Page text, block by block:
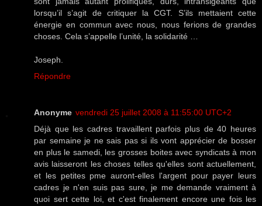
lorsqu’il s’agit de critiquer la CGT. S’ils mettaient cette
énergie en commun avec nous, nous ferions de grandes
choses. Cela s’appelle l’unité, la solidarité …
Joseph.
Répondre
Anonyme vendredi 25 juillet 2008 à 11:55:00 UTC+2
Déjà que les cadres travaillent parfois plus de 40 heures
par semaine je ne sais pas si ils vont apprécier de bosser
en plus le samedi, les grosses boites avec syndicats à mon
avis laisseront les choses telles qu'elles sont actuellement,
et les petites pme auront-elles l'argent pour payer leurs
cadres je n'en suis pas sure, je me demande vraiment à
quoi sert cette loi, et c'est finalement encore une fois les